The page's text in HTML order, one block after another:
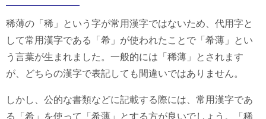
稀薄の「稀」という字が常用漢字ではないため、代用字と
して常用漢字である「希」が使われたことで「希薄」とい
う言葉が生まれました。一般的には「稀薄」とされます
が、どちらの漢字で表記しても間違いではありません。
しかし、公的な書類などに記載する際には、常用漢字であ
る「希」を使って「希薄」とする方が良いでしょう。「稀